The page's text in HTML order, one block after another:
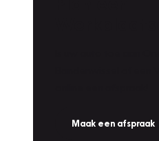
Maak een afspraak